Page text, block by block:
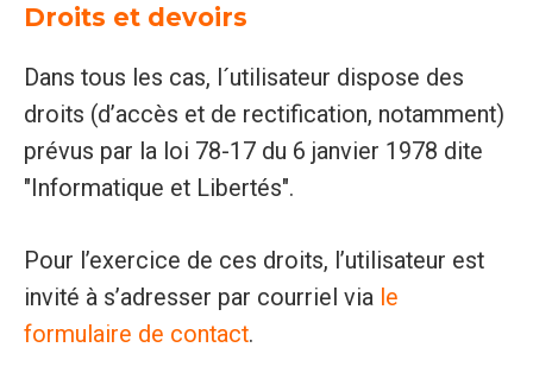
Droits et devoirs
Dans tous les cas, l´utilisateur dispose des
droits (d’accès et de rectification, notamment)
prévus par la loi 78-17 du 6 janvier 1978 dite
"Informatique et Libertés".
Pour l’exercice de ces droits, l’utilisateur est
invité à s’adresser par courriel via le
formulaire de contact.